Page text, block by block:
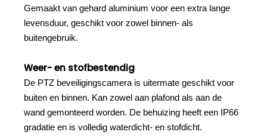
Gemaakt van gehard aluminium voor een extra lange
levensduur, geschikt voor zowel binnen- als
buitengebruik.
Weer- en stofbestendig
De PTZ beveiligingscamera is uitermate geschikt voor
buiten en binnen. Kan zowel aan plafond als aan de
wand gemonteerd worden. De behuizing heeft een IP66
gradatie en is volledig waterdicht- en stofdicht.